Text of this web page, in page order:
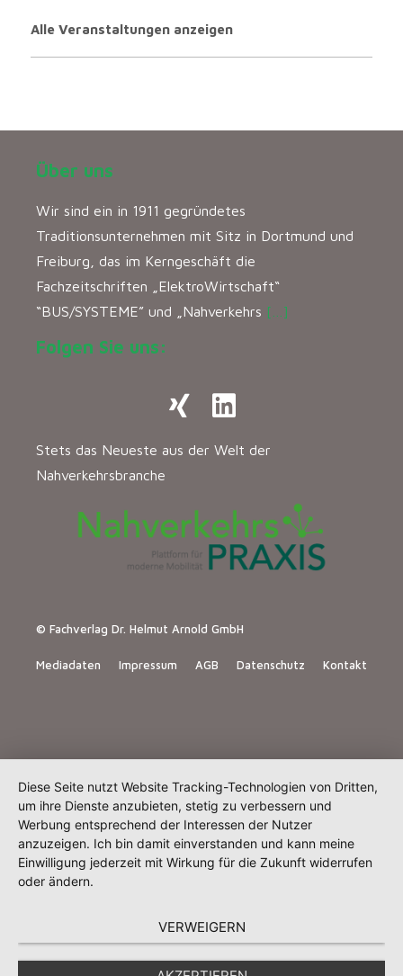
Alle Veranstaltungen anzeigen
Über uns
Wir sind ein in 1911 gegründetes
Traditionsunternehmen mit Sitz in Dortmund und
Freiburg, das im Kerngeschäft die
Fachzeitschriften „ElektroWirtschaft“
“BUS/SYSTEME” und „Nahverkehrs […]
Folgen Sie uns:
Stets das Neueste aus der Welt der
Nahverkehrsbranche
© Fachverlag Dr. Helmut Arnold GmbH
Mediadaten Impressum AGB Datenschutz Kontakt
Diese Seite nutzt Website Tracking-Technologien von Dritten,
um ihre Dienste anzubieten, stetig zu verbessern und
Werbung entsprechend der Interessen der Nutzer
anzuzeigen. Ich bin damit einverstanden und kann meine
Einwilligung jederzeit mit Wirkung für die Zukunft widerrufen
oder ändern.
VERWEIGERN